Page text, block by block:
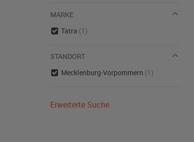
MARKE
Tatra (1)
STANDORT
Mecklenburg-Vorpommern (1)
Erweiterte Suche